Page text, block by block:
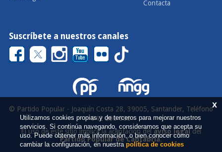
Contacta
Suscríbete a nuestros canales
© Partido Popular - Joaquín Costa 28, 39005, Santander, Teléfono
942 290 000
El uso de este sitio implica la aceptación delaviso legaldel
Partido Popular de Cantabria.
x
Utilizamos cookies propias y de terceros para mejorar nuestros
servicios. Si continúa navegando, consideramos que acepta su
uso. Puede obtener más información, o bien conocer cómo
cambiar la configuración, en nuestra política de cookies